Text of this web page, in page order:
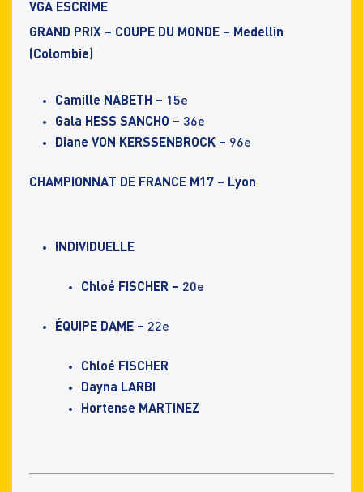
VGA ESCRIME
GRAND PRIX – COUPE DU MONDE – Medellin
(Colombie)
Camille NABETH – 15e
Gala HESS SANCHO – 36e
Diane VON KERSSENBROCK – 96e
CHAMPIONNAT DE FRANCE M17 – Lyon
INDIVIDUELLE
Chloé FISCHER – 20e
ÉQUIPE DAME – 22e
Chloé FISCHER
Dayna LARBI
Hortense MARTINEZ